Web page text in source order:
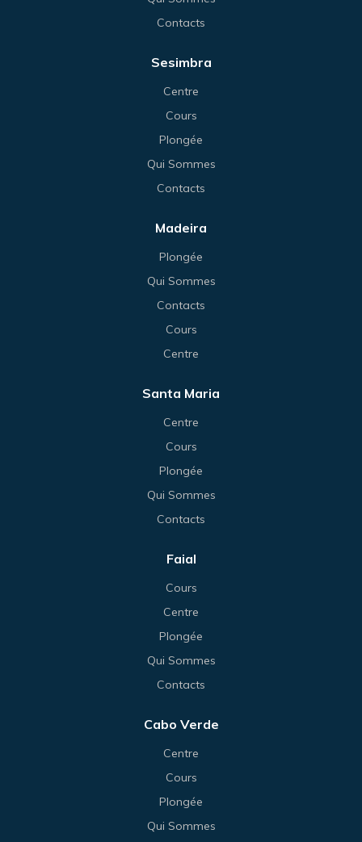
Contacts
Sesimbra
Centre
Cours
Plongée
Qui Sommes
Contacts
Madeira
Plongée
Qui Sommes
Contacts
Cours
Centre
Santa Maria
Centre
Cours
Plongée
Qui Sommes
Contacts
Faial
Cours
Centre
Plongée
Qui Sommes
Contacts
Cabo Verde
Centre
Cours
Plongée
Qui Sommes